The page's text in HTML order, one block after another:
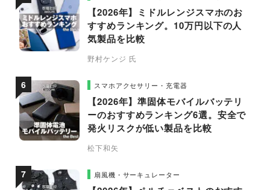
【2026年】ミドルレンジスマホのお
すすめランキング。10万円以下の人
気製品を比較
野村ケンジ 氏
スマホアクセサリー・充電器
【2026年】準固体モバイルバッテリ
ーのおすすめランキング6選。安全で
発火リスクが低い製品を比較
松下和矢
扇風機・サーキュレーター